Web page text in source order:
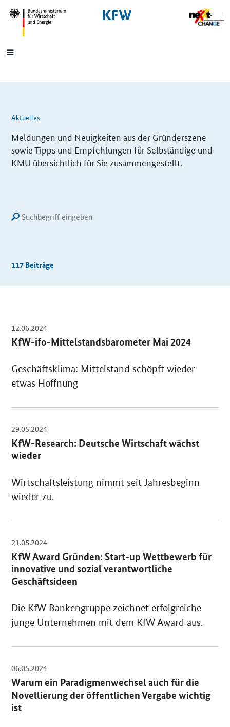
SrOnlyNavigation
Hauptmenü
Aktuelles
Meldungen und Neuigkeiten aus der Gründerszene
sowie Tipps und Empfehlungen für Selbständige und
KMU übersichtlich für Sie zusammengestellt.
SUCHFELD
Lupensymbol
117Beiträge
12.06.2024
KfW-ifo-Mittelstandsbarometer Mai 2024
Geschäftsklima: Mittelstand schöpft wieder
etwas Hoffnung
OeffnetEinzelsicht
29.05.2024
KfW-Research: Deutsche Wirtschaft wächst
wieder
Wirtschaftsleistung nimmt seit Jahresbeginn
wieder zu.
OeffnetEinzelsicht
21.05.2024
KfW Award Gründen: Start-up Wettbewerb für
innovative und sozial verantwortliche
Geschäftsideen
Die KfW Bankengruppe zeichnet erfolgreiche
junge Unternehmen mit dem KfW Award aus.
OeffnetEinzelsicht
06.05.2024
Warum ein Paradigmenwechsel auch für die
Novellierung der öffentlichen Vergabe wichtig
ist
OeffnetEinzelsicht